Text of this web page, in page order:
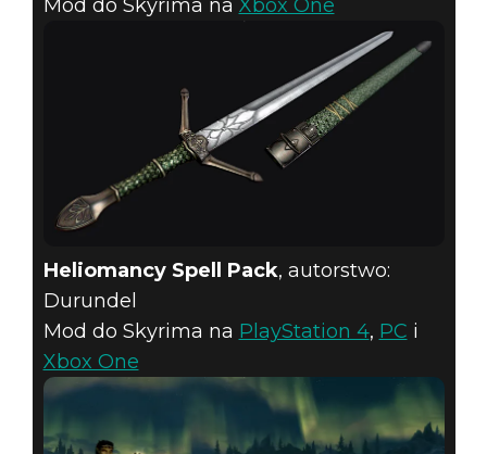
Mod do Skyrima na Xbox One
Heliomancy Spell Pack, autorstwo:
Durundel
Mod do Skyrima na PlayStation 4, PC i
Xbox One